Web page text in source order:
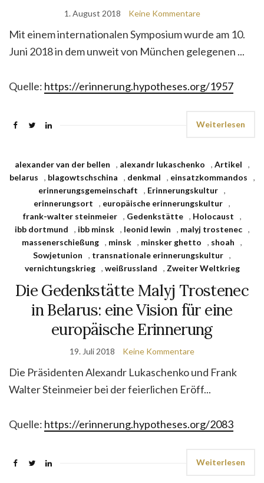
1. August 2018 Keine Kommentare
Mit einem internationalen Symposium wurde am 10.
Juni 2018 in dem unweit von München gelegenen ...
Quelle: https://erinnerung.hypotheses.org/1957
Weiterlesen
alexander van der bellen , alexandr lukaschenko , Artikel
,
belarus
, blagowtschschina , denkmal , einsatzkommandos
,
erinnerungsgemeinschaft
, Erinnerungskultur ,
erinnerungsort
, europäische erinnerungskultur ,
frank-walter steinmeier
, Gedenkstätte , Holocaust
,
ibb dortmund
, ibb minsk , leonid lewin , malyj trostenec
,
massenerschießung , minsk , minsker ghetto , shoah
,
Sowjetunion
, transnationale erinnerungskultur ,
vernichtungskrieg
, weißrussland , Zweiter Weltkrieg
Die Gedenkstätte Malyj Trostenec
in Belarus: eine Vision für eine
europäische Erinnerung
19. Juli 2018 Keine Kommentare
Die Präsidenten Alexandr Lukaschenko und Frank
Walter Steinmeier bei der feierlichen Eröff...
Quelle: https://erinnerung.hypotheses.org/2083
Weiterlesen